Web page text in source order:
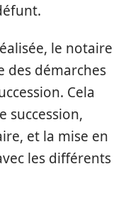
le notaire
des démarches
Cela
succession,
et la mise en
les différents